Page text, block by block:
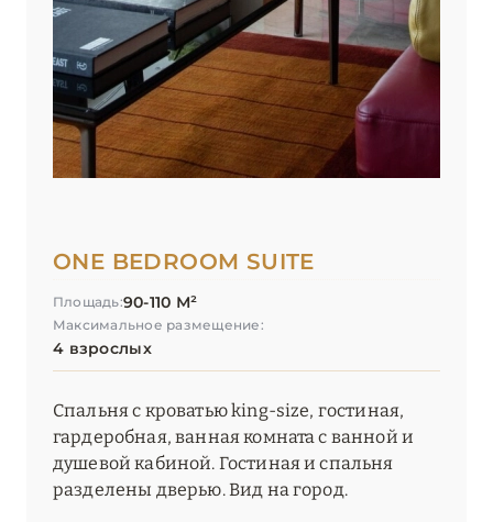
ONE BEDROOM SUITE
Площадь:90-110 М²
Максимальное размещение:
4 взрослых
Спальня с кроватью king-size, гостиная,
гардеробная, ванная комната с ванной и
душевой кабиной. Гостиная и спальня
разделены дверью. Вид на город.